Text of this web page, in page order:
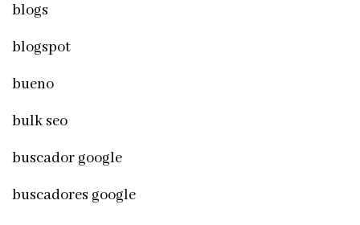
blogs
blogspot
bueno
bulk seo
buscador google
buscadores google